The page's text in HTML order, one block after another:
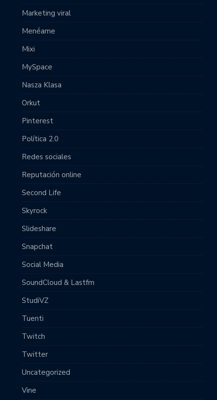
Marketing viral
Menéame
Mixi
MySpace
Nasza Klasa
Orkut
Pinterest
Política 2.0
Redes sociales
Reputación online
Second Life
Skyrock
Slideshare
Snapchat
Social Media
SoundCloud & Lastfm
StudiVZ
Tuenti
Twitch
Twitter
Uncategorized
Vine